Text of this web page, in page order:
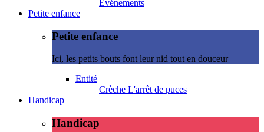
Evénements
Petite enfance
Petite enfance
Ici, les petits bouts font leur nid tout en douceur
Entité
Crèche L'arrêt de puces
Handicap
Handicap